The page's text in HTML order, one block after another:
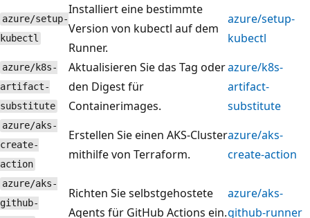
azure/setup-
kubectl
Installiert eine bestimmte
Version von kubectl auf dem
Runner.
azure/setup-
kubectl
azure/k8s-
artifact-
substitute
Aktualisieren Sie das Tag oder
den Digest für
Containerimages.
azure/k8s-
artifact-
substitute
azure/aks-
create-
action
Erstellen Sie einen AKS-Cluster
mithilfe von Terraform.
azure/aks-
create-action
azure/aks-
github-
Richten Sie selbstgehostete
Agents für GitHub Actions ein.
azure/aks-
github-runner